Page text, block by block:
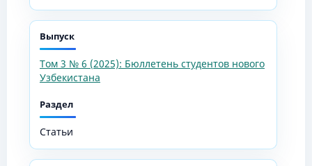
Выпуск
Том 3 № 6 (2025): Бюллетень студентов нового
Узбекистана
Раздел
Статьи